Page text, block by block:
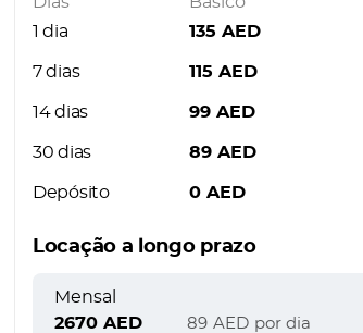
1 dia
135 AED
7 dias 115 AED
14 dias 99 AED
30 dias 89 AED
Depósito 0 AED
Locação a longo prazo
Mensal
2670 AED 89 AED por dia